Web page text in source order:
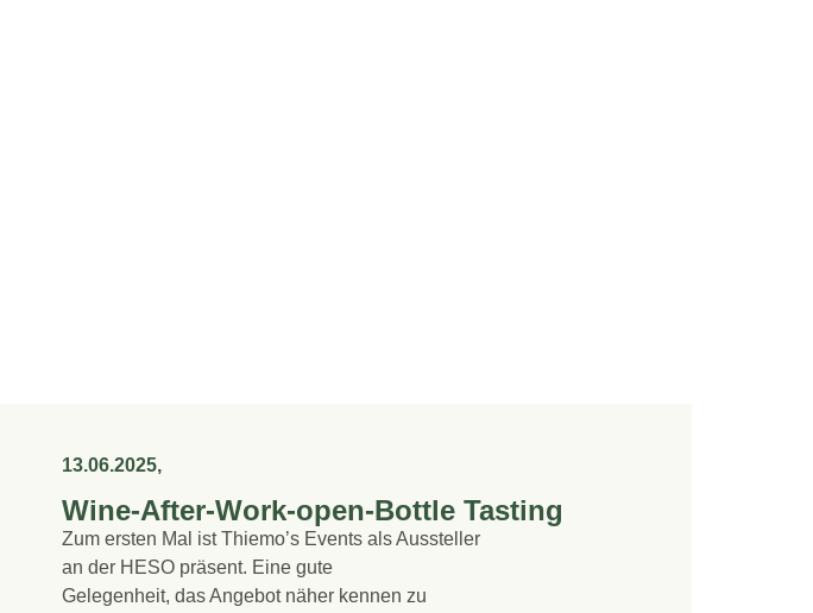
13.06.2025,
Wine-After-Work-open-Bottle Tasting
Zum ersten Mal ist Thiemo’s Events als Aussteller
an der HESO präsent. Eine gute
Gelegenheit, das Angebot näher kennen zu